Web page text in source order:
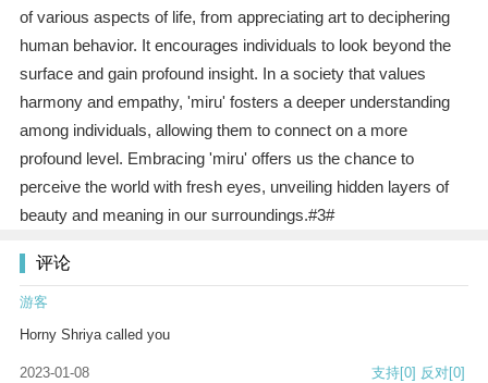
of various aspects of life, from appreciating art to deciphering
human behavior. It encourages individuals to look beyond the
surface and gain profound insight. In a society that values
harmony and empathy, 'miru' fosters a deeper understanding
among individuals, allowing them to connect on a more
profound level. Embracing 'miru' offers us the chance to
perceive the world with fresh eyes, unveiling hidden layers of
beauty and meaning in our surroundings.#3#
评论
游客
Horny Shriya called you
2023-01-08 支持[0] 反对[0]